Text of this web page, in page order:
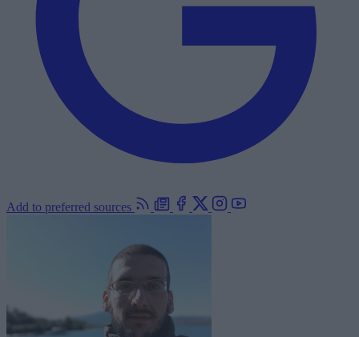
Add to preferred sources